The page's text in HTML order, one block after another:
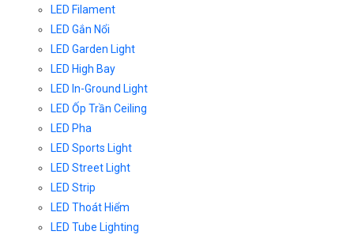
LED Filament
LED Gắn Nổi
LED Garden Light
LED High Bay
LED In-Ground Light
LED Ốp Trần Ceiling
LED Pha
LED Sports Light
LED Street Light
LED Strip
LED Thoát Hiểm
LED Tube Lighting